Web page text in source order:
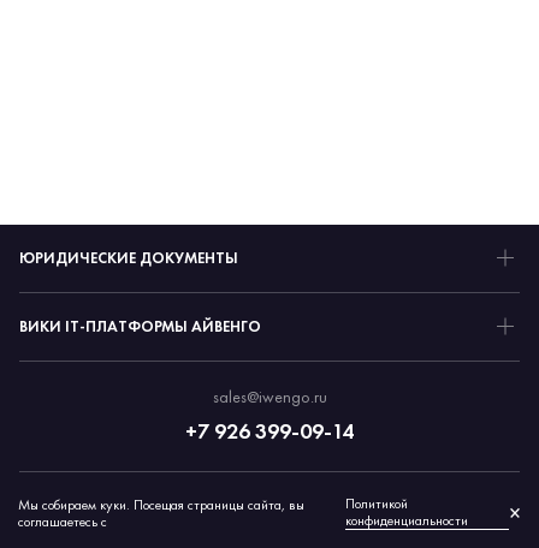
ЮРИДИЧЕСКИЕ ДОКУМЕНТЫ
ВИКИ IT-ПЛАТФОРМЫ АЙВЕНГО
sales@iwengo.ru
+7 926 399-09-14
© 2026 Айвенго
Мы собираем куки. Посещая страницы сайта, вы
соглашаетесь с
Политикой
конфиденциальности
×